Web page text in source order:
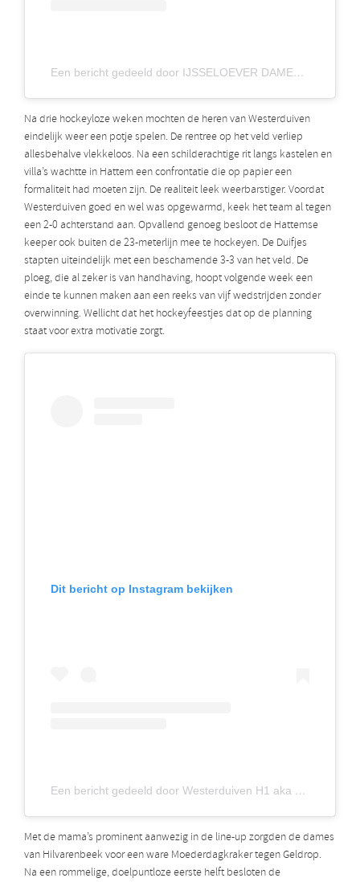
Een bericht gedeeld door IJSSELOEVER DAMES 1 (@ijsseloeverdames1)
Na drie hockeyloze weken mochten de heren van Westerduiven
eindelijk weer een potje spelen. De rentree op het veld verliep
allesbehalve vlekkeloos. Na een schilderachtige rit langs kastelen en
villa’s wachtte in Hattem een confrontatie die op papier een
formaliteit had moeten zijn. De realiteit leek weerbarstiger. Voordat
Westerduiven goed en wel was opgewarmd, keek het team al tegen
een 2-0 achterstand aan. Opvallend genoeg besloot de Hattemse
keeper ook buiten de 23-meterlijn mee te hockeyen. De Duifjes
stapten uiteindelijk met een beschamende 3-3 van het veld. De
ploeg, die al zeker is van handhaving, hoopt volgende week een
einde te kunnen maken aan een reeks van vijf wedstrijden zonder
overwinning. Wellicht dat het hockeyfeestjes dat op de planning
staat voor extra motivatie zorgt.
Dit bericht op Instagram bekijken
Een bericht gedeeld door Westerduiven H1 aka Duifjes
Met de mama’s prominent aanwezig in de line-up zorgden de dames
van Hilvarenbeek voor een ware Moederdagkraker tegen Geldrop.
Na een rommelige, doelpuntloze eerste helft besloten de